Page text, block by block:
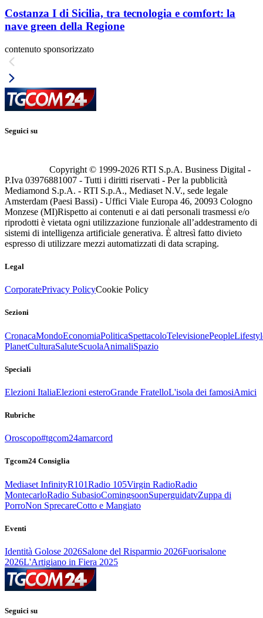
Costanza I di Sicilia, tra tecnologia e comfort: la
nave green della Regione
contenuto sponsorizzato
Seguici su
Copyright © 1999-2026 RTI S.p.A. Business Digital -
P.Iva 03976881007 - Tutti i diritti riservati - Per la pubblicità
Mediamond S.p.A. - RTI S.p.A., Mediaset N.V., sede legale
Amsterdam (Paesi Bassi) - Uffici Viale Europa 46, 20093 Cologno
Monzese (MI)Rispetto ai contenuti e ai dati personali trasmessi e/o
riprodotti è vietata ogni utilizzazione funzionale all’addestramento di
sistemi di intelligenza artificiale generativa. È altresì fatto divieto
espresso di utilizzare mezzi automatizzati di data scraping.
Legal
CorporatePrivacy PolicyCookie Policy
Sezioni
CronacaMondoEconomiaPoliticaSpettacoloTelevisionePeople
PlanetCulturaSaluteScuolaAnimaliSpazio
Speciali
Elezioni ItaliaElezioni esteroGrande FratelloL'isola dei famosiAmici
Rubriche
Oroscopo#tgcom24amarcord
Tgcom24 Consiglia
Mediaset InfinityR101Radio 105Virgin RadioRadio
MontecarloRadio SubasioComingsoonSuperguidatvZuppa di
PorroNon SprecareCotto e Mangiato
Eventi
Identità Golose 2026Salone del Risparmio 2026Fuorisalone
2026L'Artigiano in Fiera 2025
Seguici su